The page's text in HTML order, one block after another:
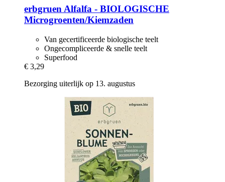
erbgruen Alfalfa -​ BIOLOGISCHE
Microgroenten/Kiemzaden
Van gecertificeerde biologische teelt
Ongecompliceerde & snelle teelt
Superfood
€ 3,29
Bezorging uiterlijk op 13. augustus